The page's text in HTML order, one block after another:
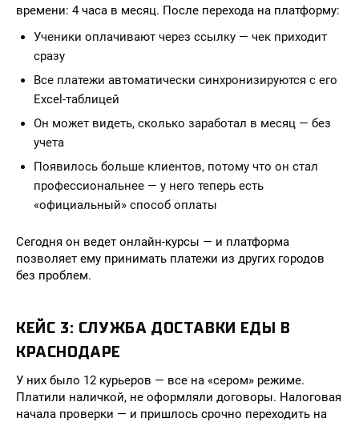
времени: 4 часа в месяц. После перехода на платформу:
Ученики оплачивают через ссылку — чек приходит
сразу
Все платежи автоматически синхронизируются с его
Excel-таблицей
Он может видеть, сколько заработал в месяц — без
учета
Появилось больше клиентов, потому что он стал
профессиональнее — у него теперь есть
«официальный» способ оплаты
Сегодня он ведет онлайн-курсы — и платформа
позволяет ему принимать платежи из других городов
без проблем.
КЕЙС 3: СЛУЖБА ДОСТАВКИ ЕДЫ В
КРАСНОДАРЕ
У них было 12 курьеров — все на «сером» режиме.
Платили наличкой, не оформляли договоры. Налоговая
начала проверки — и пришлось срочно переходить на